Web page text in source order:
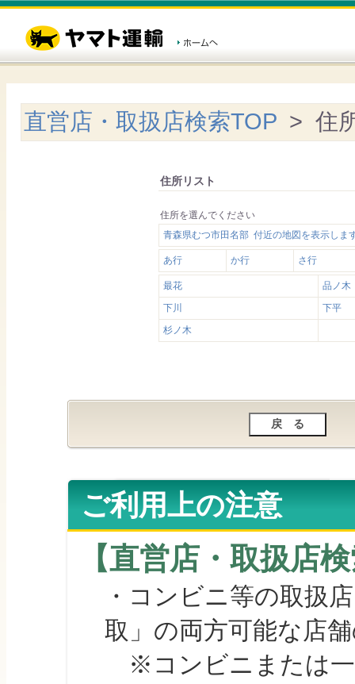
直営店・取扱店検索TOP > 住
住所リスト
住所を選んでください
青森県むつ市田名部 付近の地図を表示しま
あ行 か行 さ行
最花
品ノ木
下川
下平
杉ノ木
ご利用上の注意
【直営店・取扱店
・コンビニ等の取扱
取」の両方可能な店
※コンビニまたは一